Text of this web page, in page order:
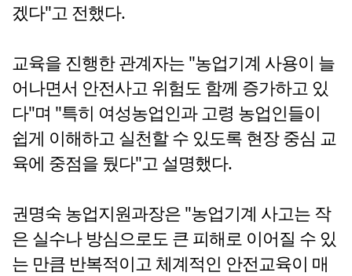
겠다"고 전했다.
교육을 진행한 관계자는 "농업기계 사용이 늘
어나면서 안전사고 위험도 함께 증가하고 있
다"며 "특히 여성농업인과 고령 농업인들이
쉽게 이해하고 실천할 수 있도록 현장 중심 교
육에 중점을 뒀다"고 설명했다.
권명숙 농업지원과장은 "농업기계 사고는 작
은 실수나 방심으로도 큰 피해로 이어질 수 있
는 만큼 반복적이고 체계적인 안전교육이 매